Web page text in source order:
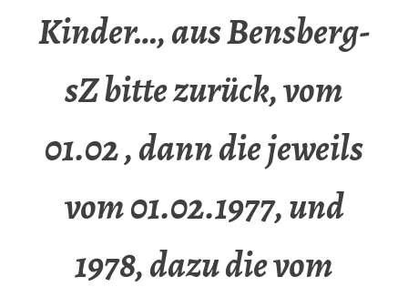
Kinder…, aus Bensberg-
sZ bitte zurück, vom
01.02 , dann die jeweils
vom 01.02.1977, und
1978, dazu die vom